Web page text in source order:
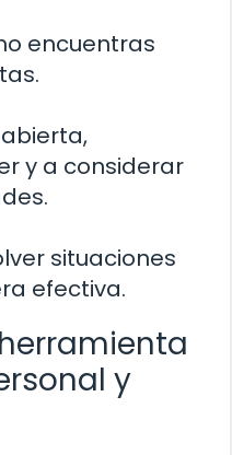
encuentras
y a considerar
situaciones
efectiva.
y